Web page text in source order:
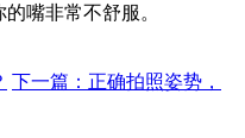
嘴非常不舒服。
下一篇：正确拍照姿势，